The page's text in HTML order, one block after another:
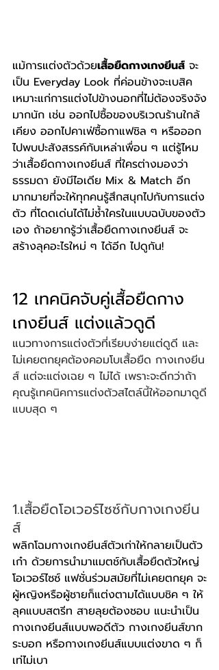
แม้การแต่งตัวด้วยเสื้อยืดกางเกงยีนส์ จะ
เป็น Everyday Look ที่ค่อนข้างจะเบสิค
เหมาะแก่การแต่งไปข้างนอกที่ไม่ต้องจริงจัง
มากนัก เช่น ออกไปซื้อของบริเวณร้านใกล้
เคียง ออกไปคาเฟ่ซื้อกาแฟชิล ๆ หรือออก
ไปพบปะสังสรรค์กับเหล่าเพื่อน ๆ แต่รู้ไหม
ว่าเสื้อยืดกางเกงยีนส์ ที่ใครต่างมองว่า
ธรรมดา ยังมีไอเดีย Mix & Match อีก
มากมายที่จะให้ทุกคนรู้สึกสนุกไปกับการแต่ง
ตัว ที่โดดเด่นได้ไม่ซ้ำใครในแบบฉบับของตัว
เอง ถ้าอยากรู้ว่าเสื้อยืดกางเกงยีนส์ จะ
สร้างลุคอะไรใหม่ ๆ ได้อีก ไปดูกัน!
12 เทคนิคจับคู่เสื้อยืดกาง
เกงยีนส์ แต่งแล้วดูดี
แนวทางการแต่งตัวที่เรียบง่ายแต่ดูดี และ
ไม่เคยตกยุคต้องคอมโบเสื้อยืด กางเกงยีน
ส์ แต่จะแต่งเฉย ๆ ไม่ได้ เพราะจะดีกว่าถ้า
คุณรู้เทคนิคการแต่งตัวสไตล์นี้ให้ออกมาดูดี
แบบสุด ๆ
1.เสื้อยืดโอเวอร์ไซซ์กับกางเกงยีน
ส์
พลิกโฉมกางเกงยีนส์ตัวเก่าให้กลายเป็นตัว
เก๋า ด้วยการนำมาแมตช์กับเสื้อยืดตัวใหญ่
โอเวอร์ไซซ์ แฟชั่นร่วมสมัยที่ไม่เคยตกยุค จะ
ผู้หญิงหรือผู้ชายก็แต่งตามได้แบบชิค ๆ ให้
ลุคแบบสตรีท สายลุยต้องชอบ แนะนำเป็น
กางเกงยีนส์แบบพอดีตัว กางเกงยีนส์ขาก
ระบอก หรือกางเกงยีนส์แบบแต่งขาด ๆ ก็
เท่ไม่เบา